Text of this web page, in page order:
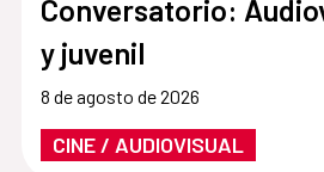
Conversatorio:
y juvenil
8 de agosto de 2026
CINE / AUDIOVISUAL